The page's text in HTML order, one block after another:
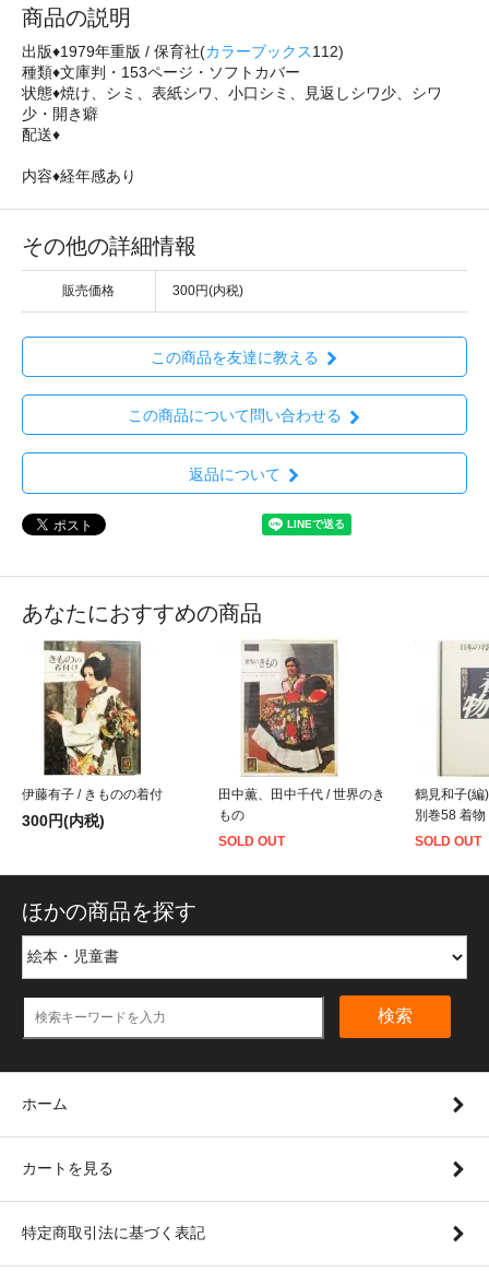
商品の説明
出版♦1979年重版 / 保育社(カラーブックス112)
種類♦文庫判・153ページ・ソフトカバー
状態♦焼け、シミ、表紙シワ、小口シミ、見返しシワ少、シワ
少・開き癖
配送♦
内容♦経年感あり
その他の詳細情報
販売価格 300円(内税)
この商品を友達に教える
この商品について問い合わせる
返品について
あなたにおすすめの商品
伊藤有子 / きものの着付
300円(内税)
田中薫、田中千代 / 世界のき
もの
SOLD OUT
鶴見和子(編
別巻58 着物
SOLD OUT
ほかの商品を探す
検索
ホーム
カートを見る
特定商取引法に基づく表記